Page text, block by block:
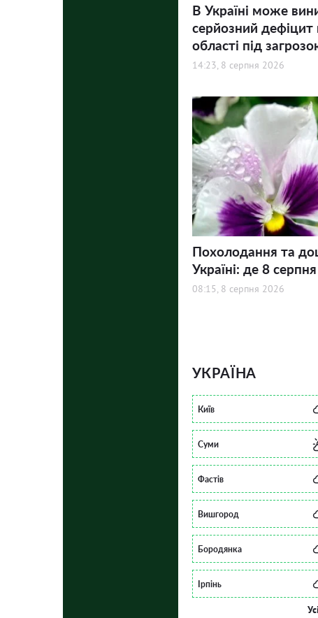
В Україні може
серйозний дефіцит
області під
14:23, 8 серпня 2026
Похолодання та
Україні: де 8
08:15, 8 серпня 2026
УКРАЇНА
Київ
Суми
Фастів
Вишгород
Бородянка
Ірпінь